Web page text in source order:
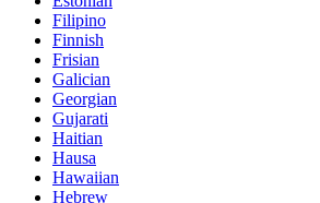
Filipino
Finnish
Frisian
Galician
Georgian
Gujarati
Haitian
Hausa
Hawaiian
Hebrew